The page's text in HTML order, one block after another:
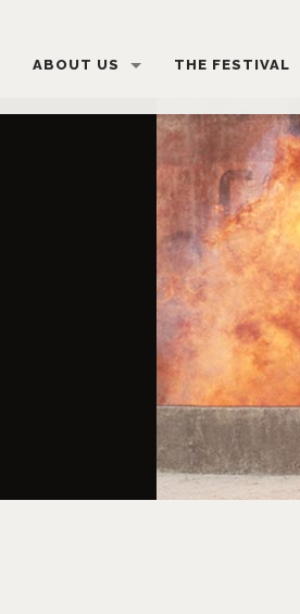
ABOUT US THE FESTIVAL